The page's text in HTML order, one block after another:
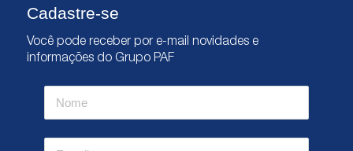
Cadastre-se
Você pode receber por e-mail novidades e
informações do Grupo PAF